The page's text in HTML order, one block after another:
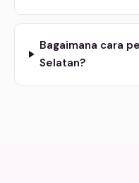
Bagaimana cara
Selatan?